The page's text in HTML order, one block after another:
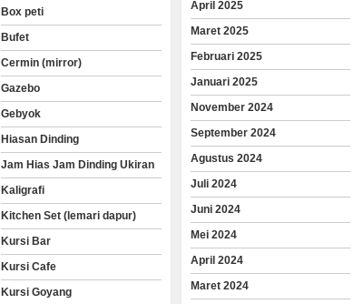
Box peti
Bufet
Cermin (mirror)
Gazebo
Gebyok
Hiasan Dinding
Jam Hias Jam Dinding Ukiran
Kaligrafi
Kitchen Set (lemari dapur)
Kursi Bar
Kursi Cafe
Kursi Goyang
April 2025
Maret 2025
Februari 2025
Januari 2025
November 2024
September 2024
Agustus 2024
Juli 2024
Juni 2024
Mei 2024
April 2024
Maret 2024